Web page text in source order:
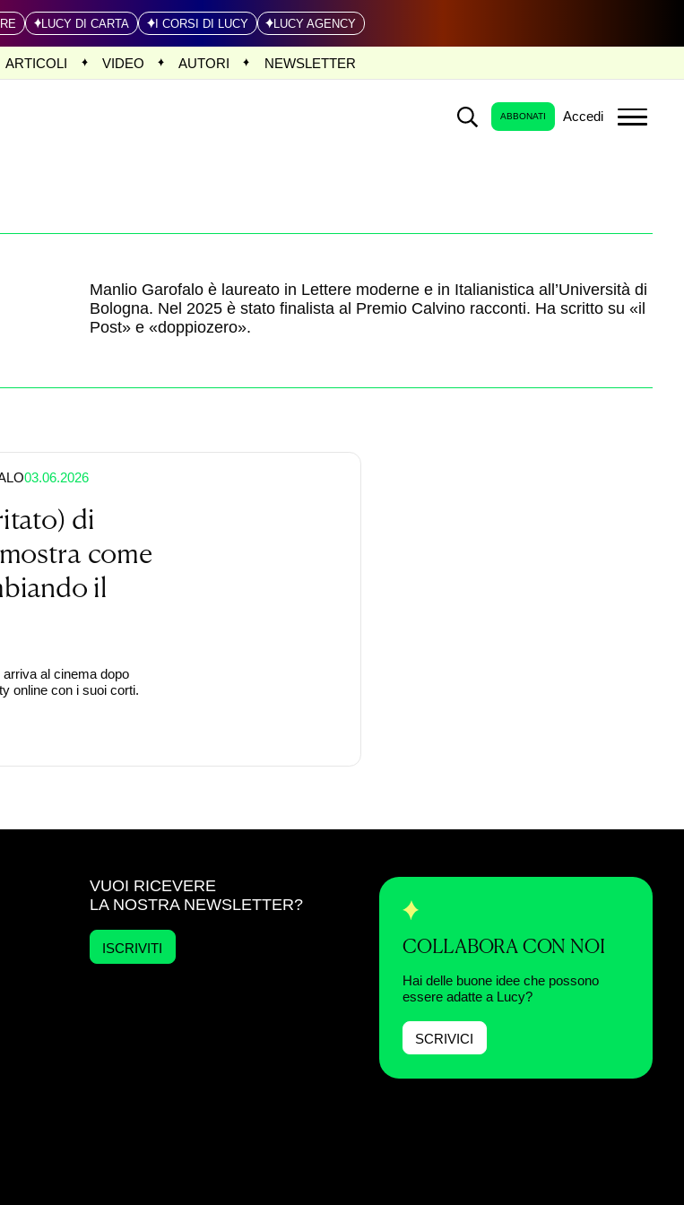
LUCY DI CARTA I CORSI DI LUCY LUCY AGENCY
ARTICOLI VIDEO AUTORI NEWSLETTER
ABBONATI Accedi
Manlio Garofalo è laureato in Lettere moderne e in Italianistica all’Università di
Bologna. Nel 2025 è stato finalista al Premio Calvino racconti. Ha scritto su «il
Post» e «doppiozero».
03.06.2026
di
come
il
al cinema dopo
online con i suoi corti.
VUOI RICEVERE
LA NOSTRA NEWSLETTER?
ISCRIVITI COLLABORA CON NOI
Hai delle buone idee che possono
essere adatte a Lucy?
SCRIVICI